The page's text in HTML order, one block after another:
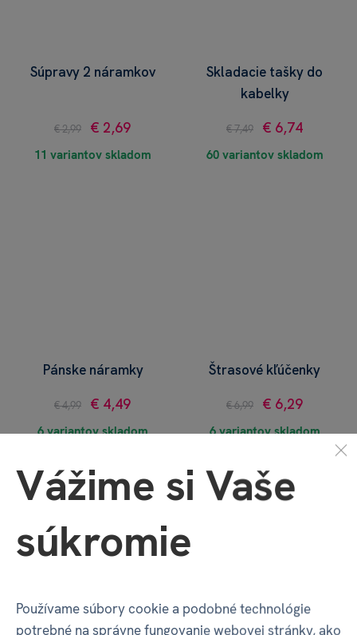
Súpravy 2 náramkov
€ 2,99 € 2,69
11 variantov skladom
Skladacie tašky do
kabelky
€ 7,49 € 6,74
60 variantov skladom
Pánske náramky
€ 4,99 € 4,49
6 variantov skladom
Štrasové kľúčenky
€ 6,99 € 6,29
6 variantov skladom
Vážime si Vaše
súkromie
Používame súbory cookie a podobné technológie
potrebné na správne fungovanie webovej stránky, ako